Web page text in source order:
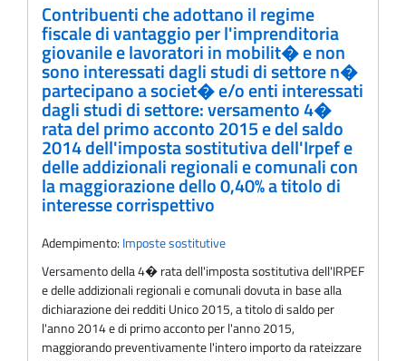
Contribuenti che adottano il regime
fiscale di vantaggio per l'imprenditoria
giovanile e lavoratori in mobilit� e non
sono interessati dagli studi di settore n�
partecipano a societ� e/o enti interessati
dagli studi di settore: versamento 4�
rata del primo acconto 2015 e del saldo
2014 dell'imposta sostitutiva dell'Irpef e
delle addizionali regionali e comunali con
la maggiorazione dello 0,40% a titolo di
interesse corrispettivo
Adempimento: Imposte sostitutive
Versamento della 4� rata dell'imposta sostitutiva dell'IRPEF
e delle addizionali regionali e comunali dovuta in base alla
dichiarazione dei redditi Unico 2015, a titolo di saldo per
l'anno 2014 e di primo acconto per l'anno 2015,
maggiorando preventivamente l'intero importo da rateizzare